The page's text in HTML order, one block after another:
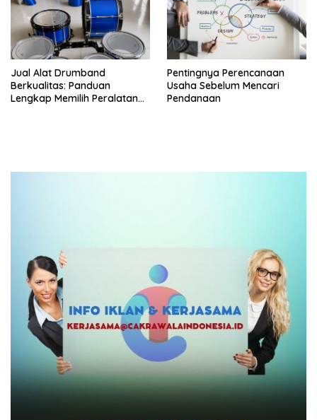
Jual Alat Drumband
Berkualitas: Panduan
Lengkap Memilih Peralatan
Pentingnya Perencanaan
Usaha Sebelum Mencari
Pendanaan